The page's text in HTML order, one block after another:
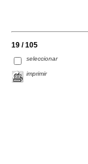
19 / 105
seleccionar
imprimir